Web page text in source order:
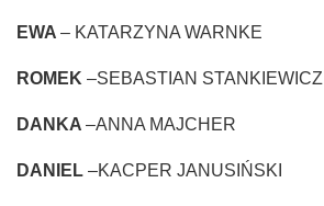
EWA – KATARZYNA WARNKE
ROMEK –SEBASTIAN STANKIEWICZ
DANKA –ANNA MAJCHER
DANIEL –KACPER JANUSIŃSKI